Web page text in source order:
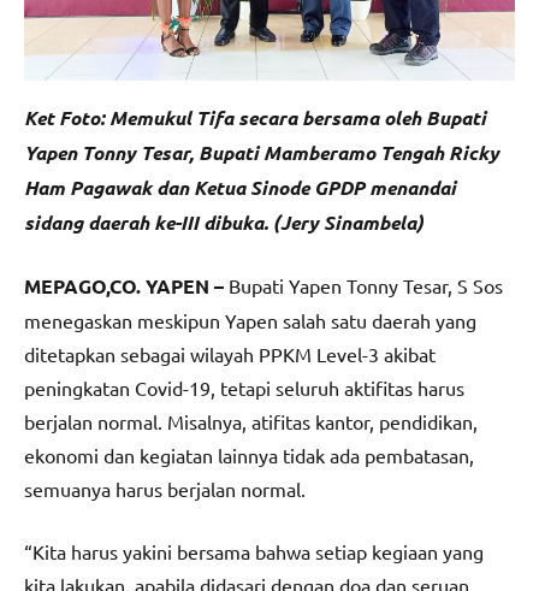
Ket Foto: Memukul Tifa secara bersama oleh Bupati
Yapen Tonny Tesar, Bupati Mamberamo Tengah Ricky
Ham Pagawak dan Ketua Sinode GPDP menandai
sidang daerah ke-III dibuka. (Jery Sinambela)
MEPAGO,CO. YAPEN – Bupati Yapen Tonny Tesar, S Sos
menegaskan meskipun Yapen salah satu daerah yang
ditetapkan sebagai wilayah PPKM Level-3 akibat
peningkatan Covid-19, tetapi seluruh aktifitas harus
berjalan normal. Misalnya, atifitas kantor, pendidikan,
ekonomi dan kegiatan lainnya tidak ada pembatasan,
semuanya harus berjalan normal.
“Kita harus yakini bersama bahwa setiap kegiaan yang
kita lakukan, apabila didasari dengan doa dan seruan